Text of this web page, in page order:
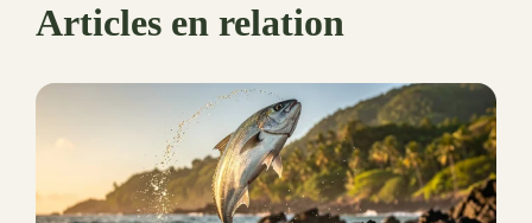
Articles en relation